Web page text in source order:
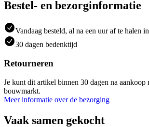
Bestel- en bezorginformatie
Vandaag besteld, al na een uur af te halen
30 dagen bedenktijd
Retourneren
Je kunt dit artikel binnen 30 dagen na aankoop
bouwmarkt.
Meer informatie over de bezorging
Vaak samen gekocht